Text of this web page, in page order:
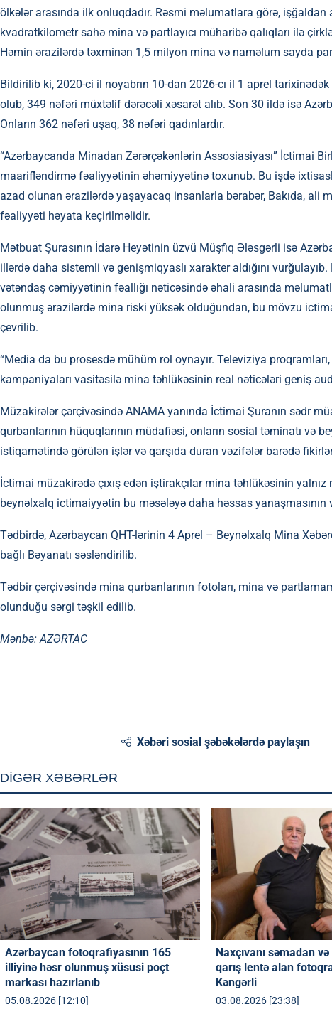
ölkələr arasında ilk onluqdadır. Rəsmi məlumatlara görə,
kvadratkilometr sahə mina və partlayıcı müharibə qalıqları ilə
Həmin ərazilərdə təxminən 1,5 milyon mina və naməlum sayda
Bildirilib ki, 2020-ci il noyabrın 10-dan 2026-cı il 1 aprel
olub, 349 nəfəri müxtəlif dərəcəli xəsarət alıb. Son 30 ildə isə
Onların 362 nəfəri uşaq, 38 nəfəri qadınlardır.
“Azərbaycanda Minadan Zərərçəkənlərin Assosiasiyası” İctimai
maarifləndirmə fəaliyyətinin əhəmiyyətinə toxunub. Bu işdə
azad olunan ərazilərdə yaşayacaq insanlarla bərabər, Bakıda, ali
fəaliyyəti həyata keçirilməlidir.
Mətbuat Şurasının İdarə Heyətinin üzvü Müşfiq Ələsgərli isə
illərdə daha sistemli və genişmiqyaslı xarakter aldığını
vətəndaş cəmiyyətinin fəallığı nəticəsində əhali arasında
olunmuş ərazilərdə mina riski yüksək olduğundan, bu mövzu
çevrilib.
“Media da bu prosesdə mühüm rol oynayır. Televiziya
kampaniyaları vasitəsilə mina təhlükəsinin real nəticələri geniş
Müzakirələr çərçivəsində ANAMA yanında İctimai Şuranın sədr
qurbanlarının hüquqlarının müdafiəsi, onların sosial təminatı
istiqamətində görülən işlər və qarşıda duran vəzifələr barədə
İctimai müzakirədə çıxış edən iştirakçılar mina təhlükəsinin
beynəlxalq ictimaiyyətin bu məsələyə daha həssas yanaşmasının
Tədbirdə, Azərbaycan QHT-lərinin 4 Aprel – Beynəlxalq Mina
bağlı Bəyanatı səsləndirilib.
Tədbir çərçivəsində mina qurbanlarının fotoları, mina və
olunduğu sərgi təşkil edilib.
Mənbə:AZƏRTAC
Xəbəri sosial şəbəkələrdə paylaşın
DİGƏR XƏBƏRLƏR
Azərbaycan fotoqrafiyasının 165
illiyinə həsr olunmuş xüsusi poçt
markası hazırlanıb
05.08.2026 [12:10]
Naxçıvanı səmadan
qarış lentə alan
Kəngərli
03.08.2026 [23:38]